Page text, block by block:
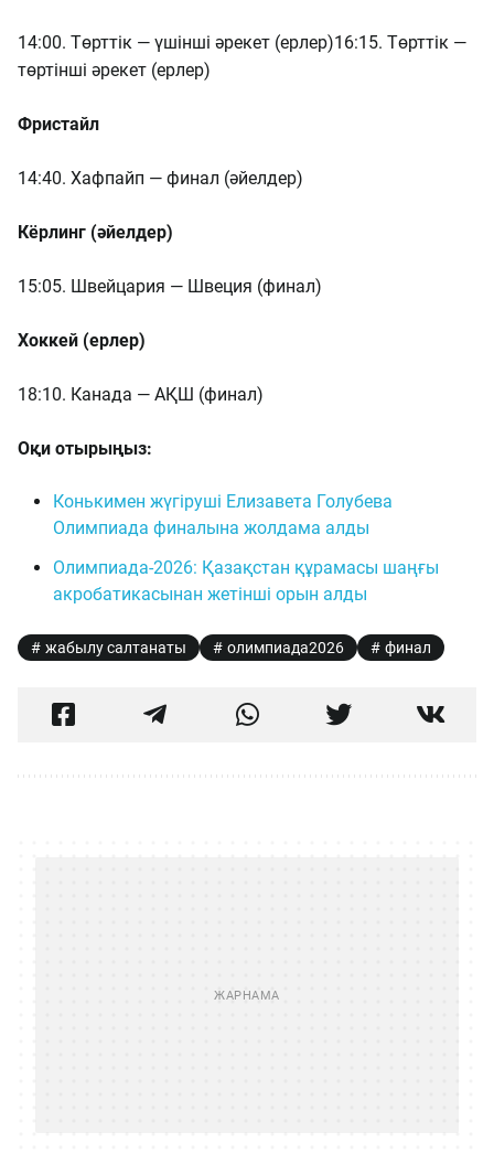
14:00. Төрттік — үшінші әрекет (ерлер)16:15. Төрттік —
төртінші әрекет (ерлер)
Фристайл
14:40. Хафпайп — финал (әйелдер)
Кёрлинг (әйелдер)
15:05. Швейцария — Швеция (финал)
Хоккей (ерлер)
18:10. Канада — АҚШ (финал)
Оқи отырыңыз:
Конькимен жүгіруші Елизавета Голубева
Олимпиада финалына жолдама алды
Олимпиада-2026: Қазақстан құрамасы шаңғы
акробатикасынан жетінші орын алды
жабылу салтанаты олимпиада2026 финал